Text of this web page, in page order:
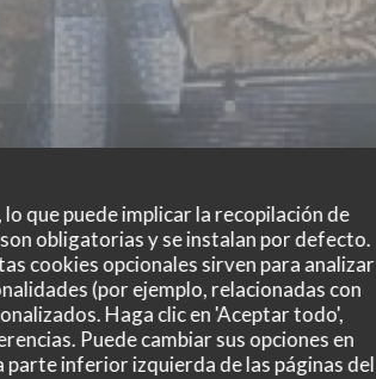
que puede implicar la recopilación de
obligatorias y se instalan por defecto.
cookies opcionales sirven para analizar
(por ejemplo, relacionadas con
Haga clic en 'Aceptar todo',
Puede cambiar sus opciones en
parte inferior izquierda de las páginas del